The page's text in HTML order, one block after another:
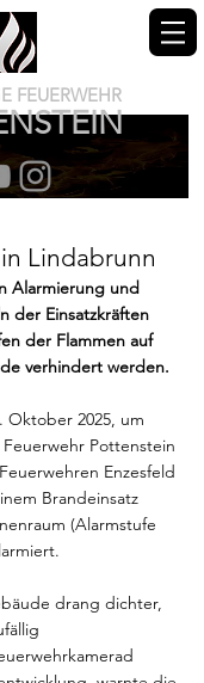
FEUERWEHR
Lindabrunn
Alarmierung und
der Einsatzkräften
der Flammen auf
verhindert werden.
Oktober 2025, um
Pottenstein
Enzesfeld
Brandeinsatz
(Alarmstufe
drang dichter,